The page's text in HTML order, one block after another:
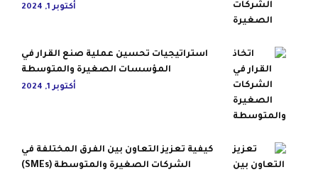
أكتوبر 1, 2024
استراتيجيات تحسين عملية صنع القرار في
المؤسسات الصغيرة والمتوسطة
أكتوبر 1, 2024
كيفية تعزيز التعاون بين الفرق المختلفة في
الشركات الصغيرة والمتوسطة (SMEs)